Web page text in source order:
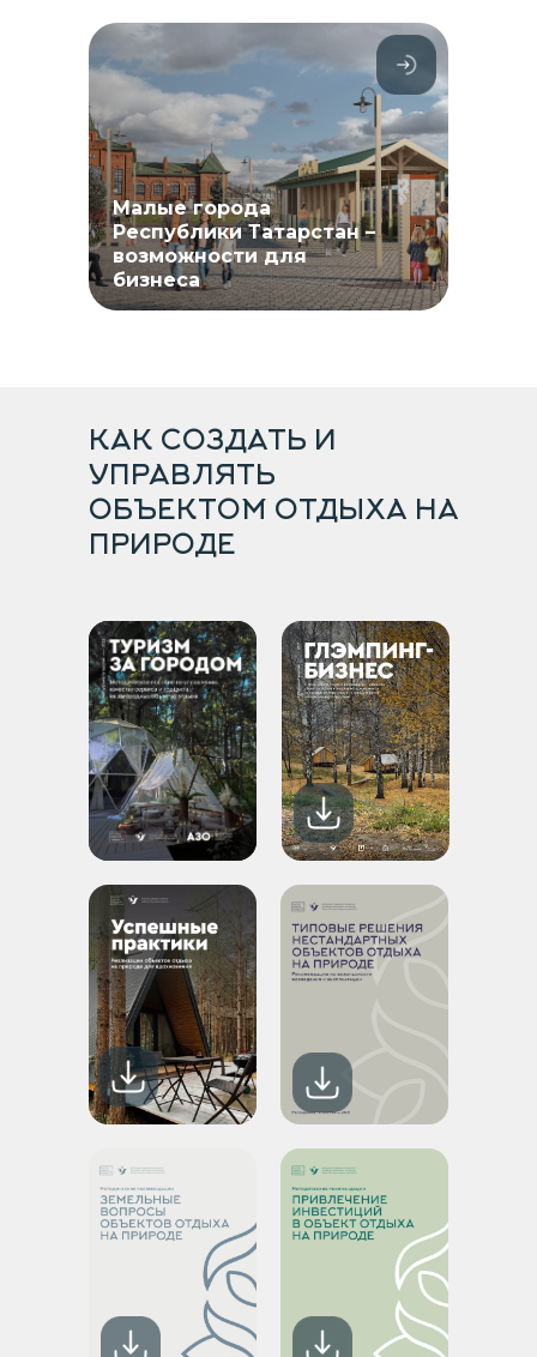
Малые города
Республики Татарстан –
возможности для
бизнеса
КАК СОЗДАТЬ И
УПРАВЛЯТЬ
ОБЪЕКТОМ ОТДЫХА НА
ПРИРОДЕ
СКОРО